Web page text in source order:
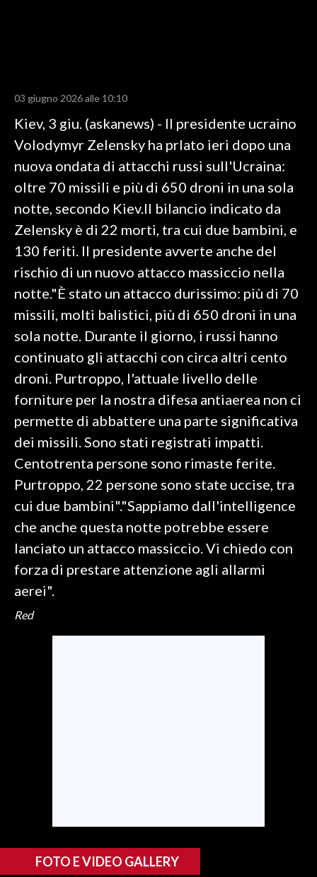
RISULTATI E CLASSIFICHE
CALCIO
CALCIO REGIONALE
BASKET
VOLLEY
MOTORI
TENNIS
ALTRI SPORT
CULTURA
GOSSIP
SARDEGNA TURISMO
SARDI NEL MONDO
NOTIZIE
EVENTI
3 MINUTI CON
03 giugno 2026 alle 10:10
Kiev, 3 giu. (askanews) - Il presidente ucraino
Volodymyr Zelensky ha prlato ieri dopo una
nuova ondata di attacchi russi sull'Ucraina:
oltre 70 missili e più di 650 droni in una sola
notte, secondo Kiev.Il bilancio indicato da
Zelensky è di 22 morti, tra cui due bambini, e
130 feriti. Il presidente avverte anche del
rischio di un nuovo attacco massiccio nella
notte."È stato un attacco durissimo: più di 70
missili, molti balistici, più di 650 droni in una
sola notte. Durante il giorno, i russi hanno
continuato gli attacchi con circa altri cento
droni. Purtroppo, l'attuale livello delle
forniture per la nostra difesa antiaerea non ci
permette di abbattere una parte significativa
dei missili. Sono stati registrati impatti.
Centotrenta persone sono rimaste ferite.
Purtroppo, 22 persone sono state uccise, tra
cui due bambini"."Sappiamo dall'intelligence
che anche questa notte potrebbe essere
lanciato un attacco massiccio. Vi chiedo con
forza di prestare attenzione agli allarmi
aerei".
Red
FOTO E VIDEO GALLERY